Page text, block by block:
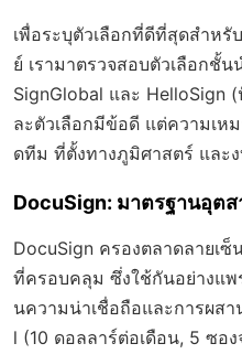
เพื่อระบุตัวเลือกที่ดีที่สุดสำห
ย์ เรามาตรวจสอบตัวเลือกชั้
SignGlobal และ HelloSign
ละตัวเลือกมีข้อดี แต่ความเห
ดทีม ที่ตั้งทางภูมิศาสตร์ และ
DocuSign: มาตรฐานอุต
DocuSign ครองตลาดลายเ
ที่ครอบคลุม ซึ่งใช้กันอย่างแ
นความน่าเชื่อถือและการผส
l (10 ดอลลาร์ต่อเดือน, 5 ซอ